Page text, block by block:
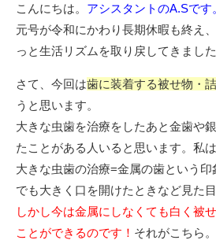
こんにちは。 アシスタントのA.Sです
元号が令和にかわり長期休暇も終え
っと生活リズムを取り戻してきました
さて、今回は歯に装着する被せ物・
うと思います。
大きな虫歯を治療をしたあと金歯や
たことがある人いると思います。私
大きな虫歯の治療=金属の歯という印
でも大きく口を開けたときなど見た
しかし今は金属にしなくても白く被
ことができるのです！ それがこちら。